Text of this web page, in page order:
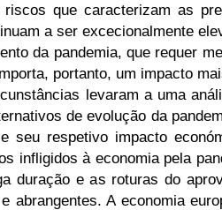
que caracterizam as
a ser excecionalmente
da pandemia, que requer
portanto, um impacto
levaram a uma
de evolução da
seu respetivo impacto
infligidos à economia pela
duração e as roturas do
abrangentes. A economia